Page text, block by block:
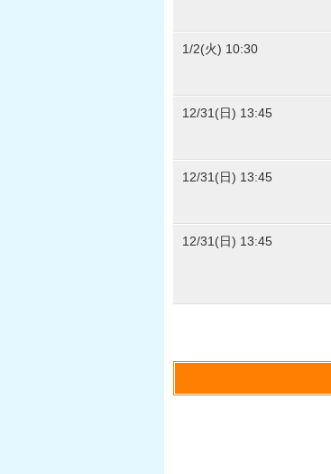
1/2(火) 10:30
12/31(日) 13:45
12/31(日) 13:45
12/31(日) 13:45